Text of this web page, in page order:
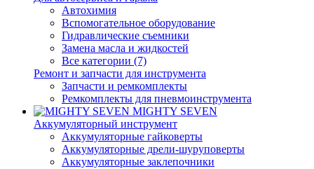
Автохимия
Вспомогательное оборудование
Гидравлические съемники
Замена масла и жидкостей
Все категории (7)
Ремонт и запчасти для инструмента
Запчасти и ремкомплекты
Ремкомплекты для пневмоинструмента
MIGHTY SEVEN
Аккумуляторный инструмент
Аккумуляторные гайковерты
Аккумуляторные дрели-шуруповерты
Аккумуляторные заклепочники